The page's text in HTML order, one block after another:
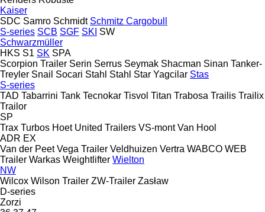
Kaiser
SDC Samro Schmidt Schmitz Cargobull
S-series SCB SGF SKI SW
Schwarzmüller
HKS S1 SK SPA
Scorpion Trailer Serin Serrus Seymak Shacman Sinan Tanker-
Treyler Snail Socari Stahl Stahl Star Yagcilar Stas
S-series
TAD Tabarrini Tank Tecnokar Tisvol Titan Trabosa Trailis Trailix
Trailor
SP
Trax Turbos Hoet United Trailers VS-mont Van Hool
ADR EX
Van der Peet Vega Trailer Veldhuizen Vertra WABCO WEB
Trailer Warkas Weightlifter Wielton
NW
Wilcox Wilson Trailer ZW-Trailer Zasław
D-series
Zorzi